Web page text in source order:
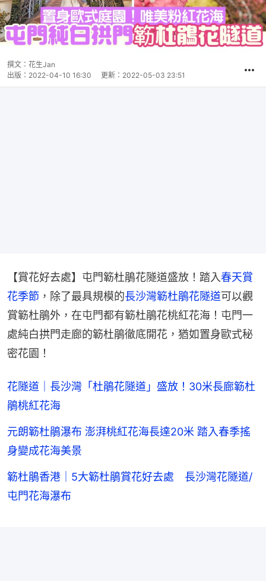
撰文： 花生Jan
出版： 2022-04-10 16:30 更新： 2022-05-03 23:51
【賞花好去處】屯門簕杜鵑花隧道盛放！踏入春天賞
花季節 ，除了最具規模的長沙灣簕杜鵑花隧道可以觀
賞簕杜鵑外，在屯門都有簕杜鵑花桃紅花海！屯門一
處純白拱門走廊的簕杜鵑徹底開花，猶如置身歐式秘
密花園！
花隧道｜長沙灣「杜鵑花隧道」盛放！30米長廊簕杜
鵑桃紅花海
元朗簕杜鵑瀑布 澎湃桃紅花海長達20米 踏入春季搖
身變成花海美景
簕杜鵑香港｜5大簕杜鵑賞花好去處 長沙灣花隧道/
屯門花海瀑布